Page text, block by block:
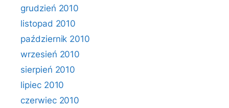
grudzień 2010
listopad 2010
październik 2010
wrzesień 2010
sierpień 2010
lipiec 2010
czerwiec 2010